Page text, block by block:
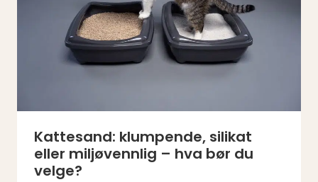
Kattesand: klumpende, silikat
eller miljøvennlig – hva bør du
velge?